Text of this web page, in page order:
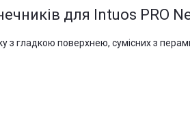
для Intuos PRO
з гладкою поверхнею, сумісних з